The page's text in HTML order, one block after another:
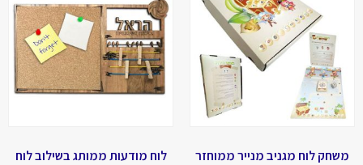
משחק לוח מגניב מנייר ממוחזר
לוח מודעות ממותג בשילוב לוח